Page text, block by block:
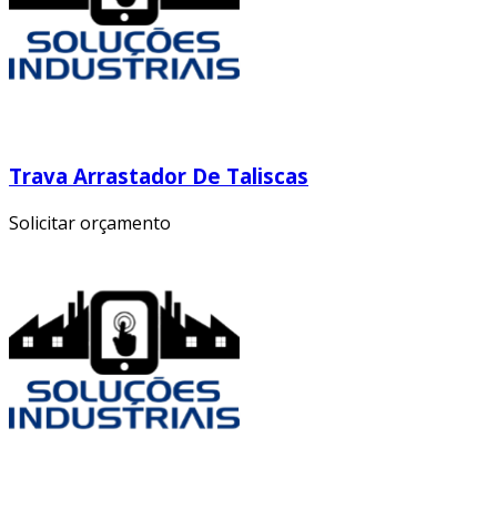
Trava Arrastador De Taliscas
Solicitar orçamento